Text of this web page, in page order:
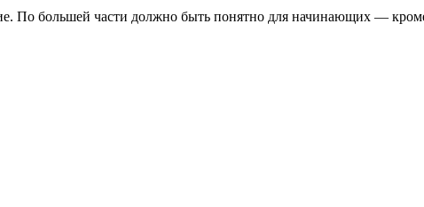
По большей части должно быть понятно для начинающих —